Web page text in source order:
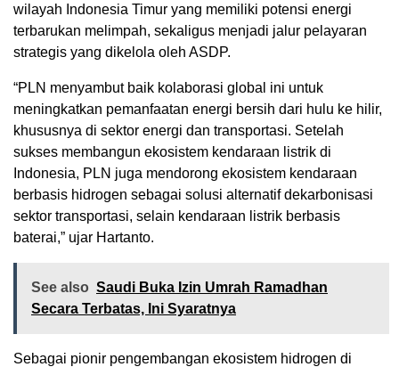
wilayah Indonesia Timur yang memiliki potensi energi
terbarukan melimpah, sekaligus menjadi jalur pelayaran
strategis yang dikelola oleh ASDP.
“PLN menyambut baik kolaborasi global ini untuk
meningkatkan pemanfaatan energi bersih dari hulu ke hilir,
khususnya di sektor energi dan transportasi. Setelah
sukses membangun ekosistem kendaraan listrik di
Indonesia, PLN juga mendorong ekosistem kendaraan
berbasis hidrogen sebagai solusi alternatif dekarbonisasi
sektor transportasi, selain kendaraan listrik berbasis
baterai,” ujar Hartanto.
See also Saudi Buka Izin Umrah Ramadhan
Secara Terbatas, Ini Syaratnya
Sebagai pionir pengembangan ekosistem hidrogen di